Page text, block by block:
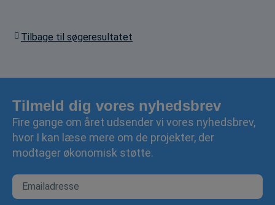
Tilbage til søgeresultatet
Tilmeld dig vores nyhedsbrev
Fire gange om året udsender vi vores nyhedsbrev,
hvor I kan læse mere om de projekter, der
modtager økonomisk støtte.